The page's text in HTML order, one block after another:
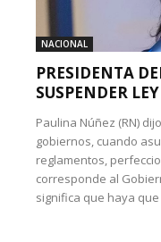
NACIONAL
PRESIDENTA
SUSPENDER
Paulina Núñez (RN)
gobiernos, cuando
reglamentos,
corresponde al
significa que haya